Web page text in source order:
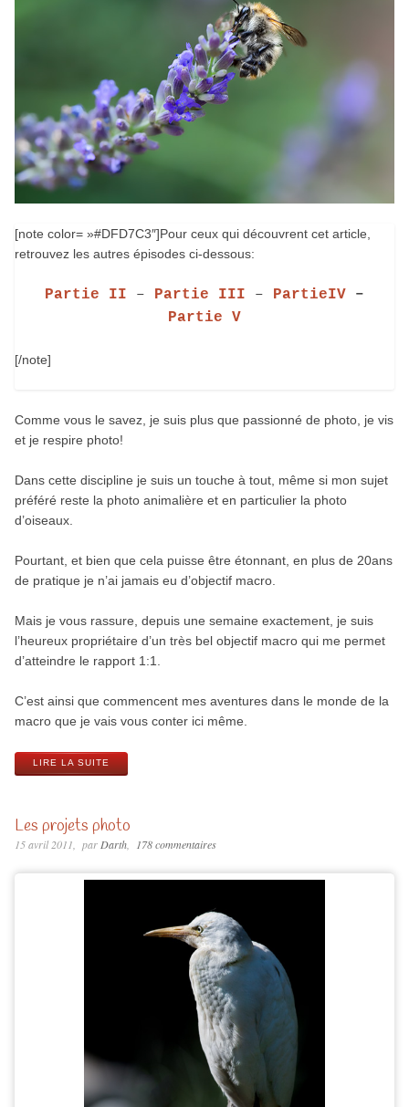
[note color= »#DFD7C3″]Pour ceux qui découvrent cet article,
retrouvez les autres épisodes ci-dessous:
Partie II – Partie III – PartieIV –
Partie V
[/note]
Comme vous le savez, je suis plus que passionné de photo, je vis
et je respire photo!
Dans cette discipline je suis un touche à tout, même si mon sujet
préféré reste la photo animalière et en particulier la photo
d’oiseaux.
Pourtant, et bien que cela puisse être étonnant, en plus de 20ans
de pratique je n’ai jamais eu d’objectif macro.
Mais je vous rassure, depuis une semaine exactement, je suis
l’heureux propriétaire d’un très bel objectif macro qui me permet
d’atteindre le rapport 1:1.
C’est ainsi que commencent mes aventures dans le monde de la
macro que je vais vous conter ici même.
LIRE LA SUITE
Les projets photo
15 avril 2011 parDarth 178 commentaires